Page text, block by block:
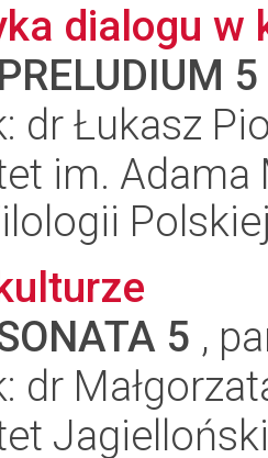
dialogu w
PRELUDIUM 5
dr Łukasz
im.
5 ,
dr